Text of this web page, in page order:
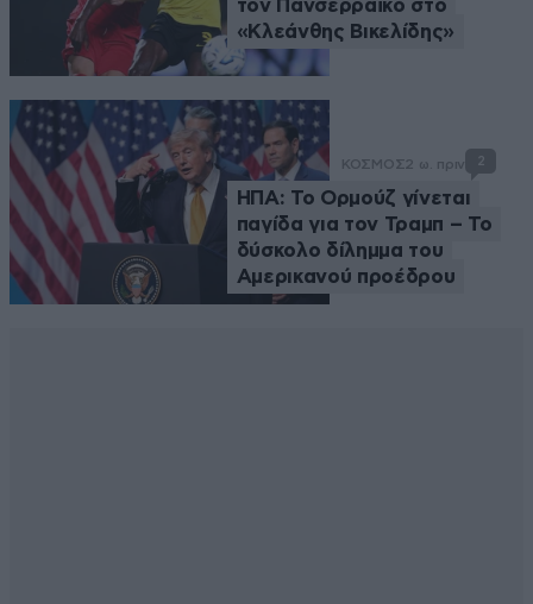
τον Πανσερραϊκό στο
«Κλεάνθης Βικελίδης»
ΚΟΣΜΟΣ2 ω. πριν 2
ΗΠΑ: Το Ορμούζ γίνεται
παγίδα για τον Τραμπ – Το
δύσκολο δίλημμα του
Αμερικανού προέδρου